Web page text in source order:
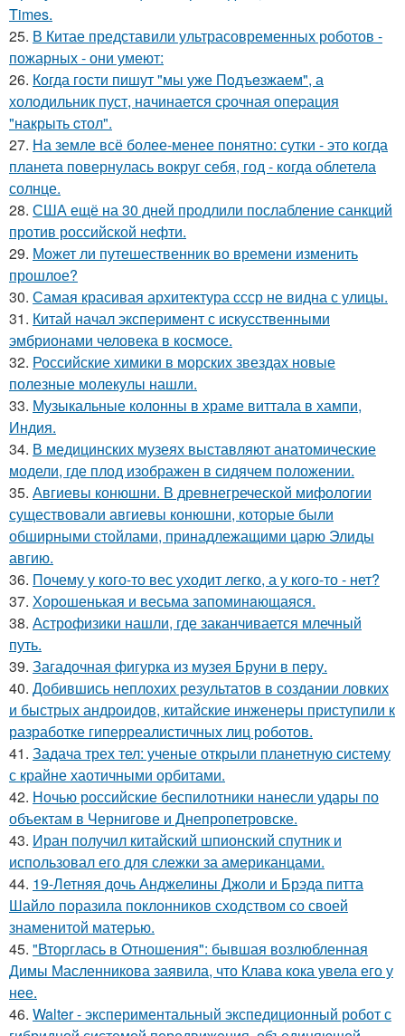
Times.
25. В Китае представили ультрасовременных роботов -
пожарных - они умеют:
26. Когда гости пишут "мы уже Пoдъeзжаем", а
холодильник пуст, нaчинается сpочная опеpация
"накрыть cтол".
27. На земле всё более-менее понятно: сутки - это когда
планета повернулась вокруг себя, год - когда облетела
солнце.
28. США ещё на 30 дней продлили послабление санкций
против российской нефти.
29. Может ли путешественник во времени изменить
прошлое?
30. Самая красивая архитектура ссср не видна с улицы.
31. Китай начал эксперимент с искусственными
эмбрионами человека в космосе.
32. Российские химики в морских звездах новые
полезные молекулы нашли.
33. Музыкальные колонны в храме виттала в хампи,
Индия.
34. В медицинских музеях выставляют анатомические
модели, где плод изображен в сидячем положении.
35. Авгиевы конюшни. В древнегреческой мифологии
существовали авгиевы конюшни, которые были
обширными стойлами, принадлежащими царю Элиды
авгию.
36. Почему у кого-то вес уходит легко, а у кого-то - нет?
37. Хорoшенькая и весьма запоминaющаяся.
38. Астрофизики нашли, где заканчивается млечный
путь.
39. Загадочная фигурка из музея Бруни в перу.
40. Добившись неплохих результатов в создании ловких
и быстрых андроидов, китайские инженеры приступили к
разработке гиперреалистичных лиц роботов.
41. Задача трех тел: ученые открыли планетную систему
с крайне хаотичными орбитами.
42. Ночью российские беспилотники нанесли удары по
объектам в Чернигове и Днепропетровске.
43. Иран получил китайский шпионский спутник и
использовал его для слежки за американцами.
44. 19-Летняя дочь Анджелины Джоли и Брэда питта
Шайло поразила поклонников сходством со своей
знаменитой матерью.
45. "Вторглась в Отношения": бывшая возлюбленная
Димы Масленникова заявила, что Клава кока увела его у
нее.
46. Walter - экспериментальный экспедиционный робот с